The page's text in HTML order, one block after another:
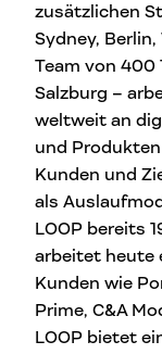
zusätzlichen
Sydney,
Team von 400
Salzburg –
weltweit an
und
Kunden und
als
LOOP bereits
arbeitet heute
Kunden wie
Prime, C&A
LOOP bietet